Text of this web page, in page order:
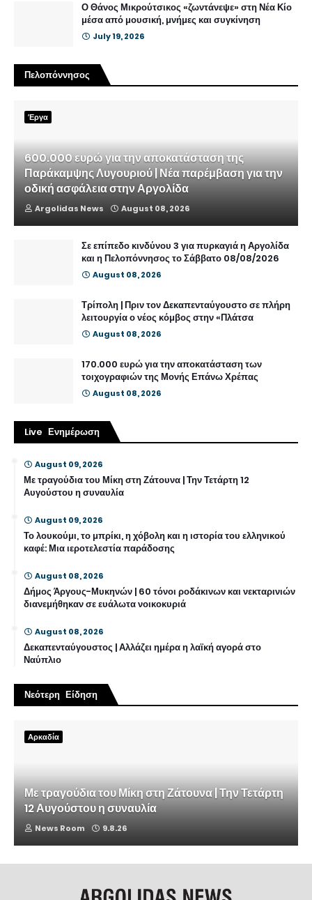
Ο Θάνος Μικρούτσικος «ζωντάνεψε» στη Νέα Κίο
μέσα από μουσική, μνήμες και συγκίνηση
July 19, 2026
Πελοπόννησος
Έργα
600.000 ευρώ για την αποκατάσταση της
Παράκαμψης Λυγουριού | Νέα παρέμβαση για την
οδική ασφάλεια στην Αργολίδα
Argolidas News August 08, 2026
Σε επίπεδο κινδύνου 3 για πυρκαγιά η Αργολίδα
και η Πελοπόννησος το Σάββατο 08/08/2026
August 08, 2026
Τρίπολη | Πριν τον Δεκαπενταύγουστο σε πλήρη
λειτουργία ο νέος κόμβος στην «Πλάτσα
August 08, 2026
170.000 ευρώ για την αποκατάσταση των
τοιχογραφιών της Μονής Επάνω Χρέπας
August 08, 2026
Live Ενημέρωση
August 09, 2026
Με τραγούδια του Μίκη στη Ζάτουνα | Την Τετάρτη 12
Αυγούστου η συναυλία
August 09, 2026
Το λουκούμι, το μπρίκι, η χόβολη και η ιστορία του ελληνικού
καφέ: Μια ιεροτελεστία παράδοσης
August 08, 2026
Δήμος Άργους-Μυκηνών | 60 τόνοι ροδάκινων και νεκταρινιών
διανεμήθηκαν σε ευάλωτα νοικοκυριά
August 08, 2026
Δεκαπενταύγουστος | Αλλάζει ημέρα η λαϊκή αγορά στο
Ναύπλιο
Νεότερη Είδηση
Αρκαδία
Με τραγούδια του Μίκη στη Ζάτουνα | Την Τετάρτη
12 Αυγούστου η συναυλία
News Room 9.8.26